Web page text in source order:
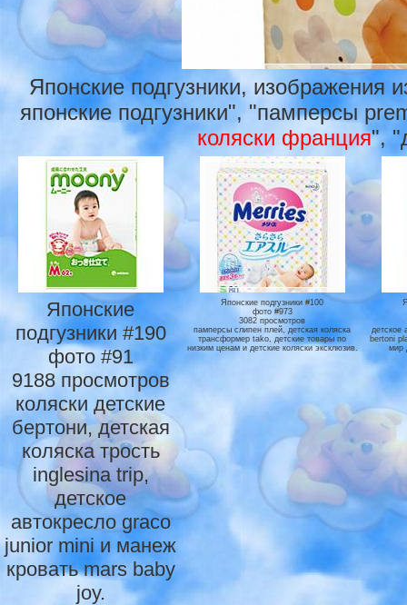
Японские подгузники, изображения
японские подгузники", "памперсы
коляски франция",
Японские
подгузники #190
фото #91
9188 просмотров
коляски детские
бертони, детская
коляска трость
inglesina trip,
детское
автокресло graco
junior mini и манеж
кровать mars baby
joy.
Японские подгузники #100
фото #973
3082 просмотров
памперсы слипен плей, детская коляска
трансформер tako, детские товары по
низким ценам и детские коляски эксклюзив.
детское
bertoni
мир